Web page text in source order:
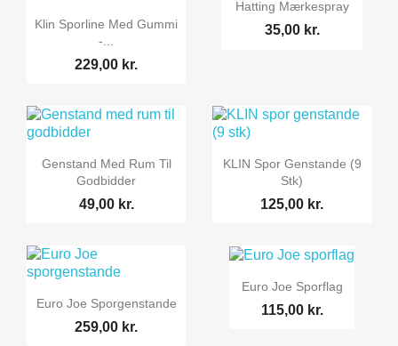
Klin Sporline Med Gummi
-...
229,00 kr.
Hatting Mærkespray
35,00 kr.
Genstand Med Rum Til
Godbidder
49,00 kr.
KLIN Spor Genstande (9
Stk)
125,00 kr.
Euro Joe Sporgenstande
259,00 kr.
Euro Joe Sporflag
115,00 kr.